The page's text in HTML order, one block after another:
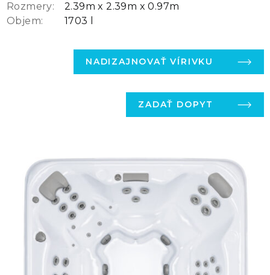
Rozmery:
2.39m x 2.39m x 0.97m
Objem:
1703 l
NADIZAJNOVAŤ VÍRIVKU
ZADAŤ DOPYT